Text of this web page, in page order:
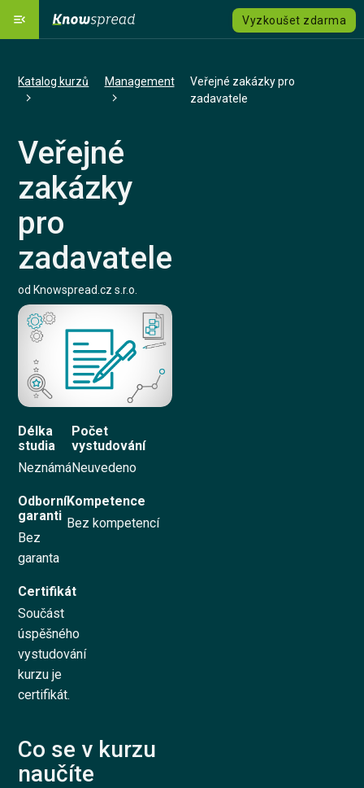
menu_open Vyzkoušet zdarma
emoji_objects
Katalog kurzů
Ceník
language Jazyk
Registrovat se
Přihlásit se
Vyzkoušet zdarma
Katalog kurzů Management
Veřejné zakázky pro
zadavatele
Veřejné
zakázky
pro
zadavatele
od Knowspread.cz s.r.o.
Délka
studia
Neznámá
Počet
vystudování
Neuvedeno
Odborní
garanti
Bez
garanta
Kompetence
Bez kompetencí
Certifikát
Součást
úspěšného
vystudování
kurzu je
certifikát.
Co se v kurzu
naučíte